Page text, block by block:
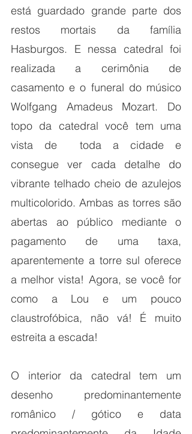
está guardado grande parte dos
restos mortais da família
Hasburgos. E nessa catedral foi
realizada a cerimônia de
casamento e o funeral do músico
Wolfgang Amadeus Mozart. Do
topo da catedral você tem uma
vista de  toda a cidade e
consegue ver cada detalhe do
vibrante telhado cheio de azulejos
multicolorido. Ambas as torres são
abertas ao público mediante o
pagamento de uma taxa,
aparentemente a torre sul oferece
a melhor vista! Agora, se você for
como a Lou e um pouco
claustrofóbica, não vá! É muito
estreita a escada!
O interior da catedral tem um
desenho predominantemente
românico / gótico e data